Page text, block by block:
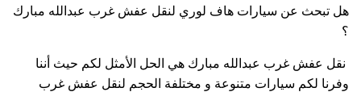
هل تبحث عن سيارات هاف لوري لنقل عفش غرب عبدالله مبارك
؟
نقل عفش غرب عبدالله مبارك هي الحل الأمثل لكم حيث أننا
وفرنا لكم سيارات متنوعة و مختلفة الحجم لنقل عفش غرب